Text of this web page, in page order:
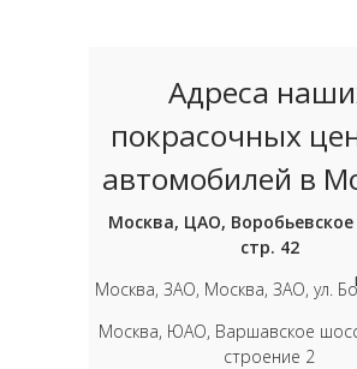
Адреса
покрасочных
автомобилей в
Москва, ЦАО, Воробьевское
стр. 42
Москва, ЗАО, Москва, ЗАО, ул.
Москва, ЮАО, Варшавское
строение 2